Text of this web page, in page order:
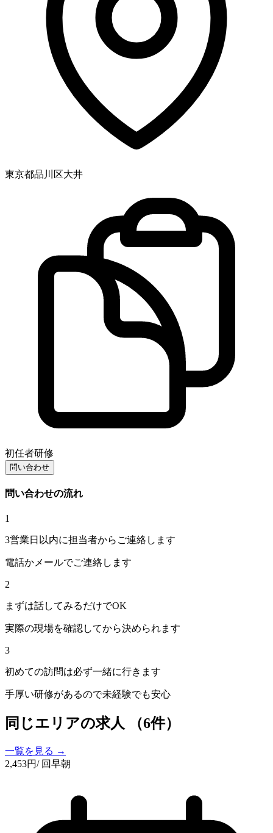
東京都品川区大井
初任者研修
問い合わせ
問い合わせの流れ
1
3営業日以内に担当者からご連絡します
電話かメールでご連絡します
2
まずは話してみるだけでOK
実際の現場を確認してから決められます
3
初めての訪問は必ず一緒に行きます
手厚い研修があるので未経験でも安心
同じエリアの求人 （6件）
一覧を見る →
2,453円/ 回早朝